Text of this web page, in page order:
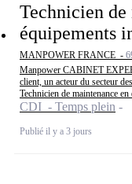
Technicien de
équipements
MANPOWER FRANCE -
Manpower CABINET
client, un acteur du secteur
Technicien de maintenance
CDI - Temps plein
Publié il y a 3 jours